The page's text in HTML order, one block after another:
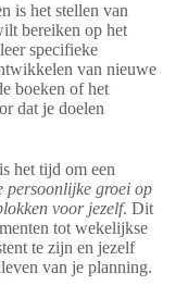
is het stellen van
bereiken op het
specifieke
van nieuwe
boeken of het
dat je doelen
het tijd om een
persoonlijke groei op
voor jezelf. Dit
tot wekelijkse
te zijn en jezelf
van je planning.